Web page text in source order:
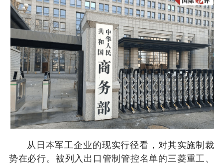
从日本军工企业的现实行径看，对其实施制裁
势在必行。被列入出口管制管控名单的三菱重工、